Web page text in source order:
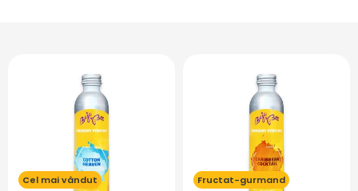
Cel mai vândut
Fructat-gurmand